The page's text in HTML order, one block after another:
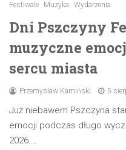
Festiwale Muzyka Wydarzenia
Dni Pszczyny
muzyczne
sercu miasta
Przemysław Kamiński 5
Już niebawem Pszczyna
emocji podczas długo
2026.…